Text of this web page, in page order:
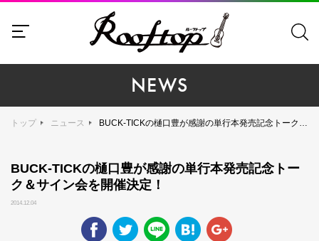
NEWS
トップ ニュース BUCK-TICKの樋口豊が感謝の単行本発売記念トーク＆サイン会を開催決定！
BUCK-TICKの樋口豊が感謝の単行本発売記念トー
ク＆サイン会を開催決定！
2014.12.04